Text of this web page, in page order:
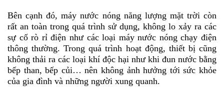
Bên cạnh đó, máy nước nóng năng lượng mặt trời còn
rất an toàn trong quá trình sử dụng, không lo xảy ra các
sự cố rò rỉ điện như các loại máy nước nóng chạy điện
thông thường. Trong quá trình hoạt động, thiết bị cũng
không thải ra các loại khí độc hại như khi đun nước bằng
bếp than, bếp củi… nên không ảnh hưởng tới sức khỏe
của gia đình và những người xung quanh.